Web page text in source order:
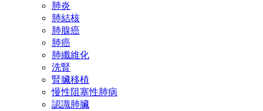
肺炎
肺結核
肺腺癌
肺癌
肺纖維化
洗腎
腎臟移植
慢性阻塞性肺病
認識肺臟